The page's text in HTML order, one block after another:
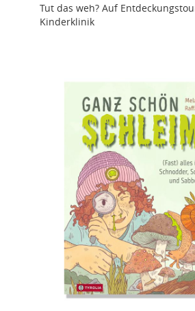
Tut das weh? Auf
Kinderklinik